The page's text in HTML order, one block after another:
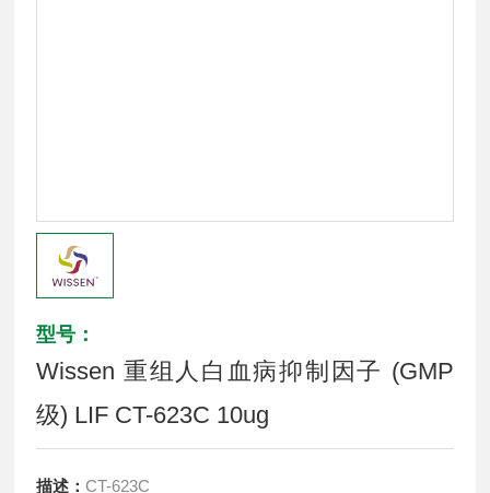
型号：
Wissen 重组人白血病抑制因子 (GMP
级) LIF CT-623C 10ug
描述：CT-623C